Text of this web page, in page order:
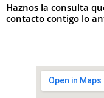
Haznos la consulta
contacto contigo lo